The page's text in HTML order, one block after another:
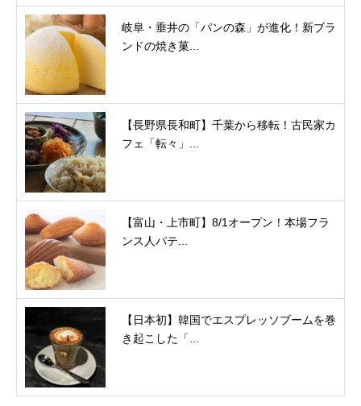
岐阜・垂井の「パンの森」が進化！新ブラ
ンドの焼き菓...
【長野県長和町】千葉から移転！古民家カ
フェ「転々」...
【富山・上市町】8/1オープン！本場フラ
ンス人パテ...
【日本初】韓国でエスプレッソブームを巻
き起こした「...